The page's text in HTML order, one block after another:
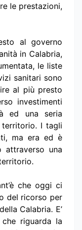
le prestazioni,
al governo
in Calabria,
le liste
sanitari sono
al più presto
investimenti
ed una seria
territorio. I tagli
ma era ed è
attraverso una
che oggi ci
del ricorso per
Calabria. E’
riguarda la